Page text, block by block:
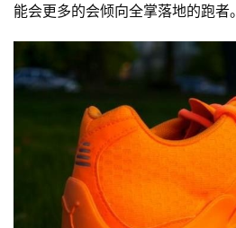
能会更多的会倾向全掌落地的跑者。